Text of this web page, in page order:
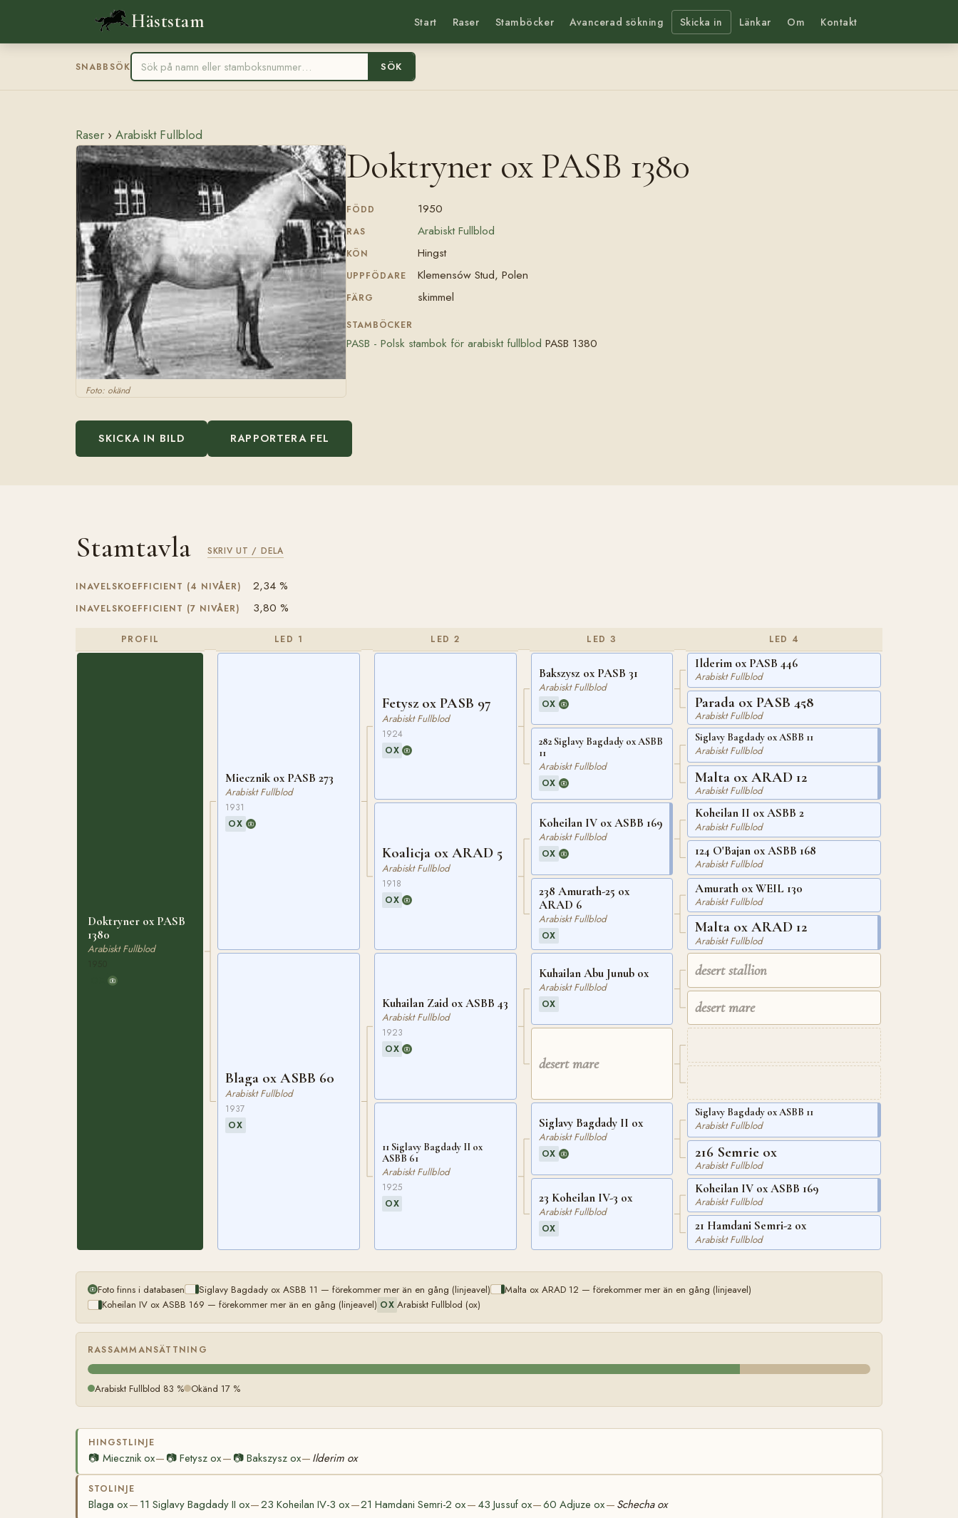
Häststam Start Raser Stamböcker Avancerad sökning Skicka in Länkar Om Kontakt
SNABBSÖK SÖK
Raser › Arabiskt Fullblod
Foto: okänd
Doktryner ox PASB 1380
FÖDD 1950
RAS Arabiskt Fullblod
KÖN Hingst
UPPFÖDARE Klemensów Stud, Polen
FÄRG skimmel
STAMBÖCKER
PASB - Polsk stambok för arabiskt fullblod PASB 1380
SKICKA IN BILD RAPPORTERA FEL
Stamtavla SKRIV UT / DELA
INAVELSKOEFFICIENT (4 NIVÅER) 2,34 %
INAVELSKOEFFICIENT (7 NIVÅER) 3,80 %
PROFIL
Doktryner ox PASB
1380
Arabiskt Fullblod
LED 1
Miecznik ox PASB 273
Arabiskt Fullblod
1931
OX
Blaga ox ASBB 60
Arabiskt Fullblod
1937
OX
LED 2
Fetysz ox PASB 97
Arabiskt Fullblod
1924
OX
Koalicja ox ARAD 5
Arabiskt Fullblod
1918
OX
Kuhailan Zaid ox ASBB 43
Arabiskt Fullblod
1923
OX
11 Siglavy Bagdady II ox
ASBB 61
Arabiskt Fullblod
1925
OX
LED 3
Bakszysz ox PASB 31
Arabiskt Fullblod
OX
282 Siglavy Bagdady ox ASBB
11
Arabiskt Fullblod
OX
Koheilan IV ox ASBB 169
Arabiskt Fullblod
OX
238 Amurath-25 ox
ARAD 6
Arabiskt Fullblod
OX
Kuhailan Abu Junub ox
Arabiskt Fullblod
OX
desert mare
Siglavy Bagdady II ox
Arabiskt Fullblod
OX
23 Koheilan IV-3 ox
Arabiskt Fullblod
OX
LED 4
Ilderim ox PASB 446
Arabiskt Fullblod
Parada ox PASB 458
Arabiskt Fullblod
Siglavy Bagdady ox ASBB 11
Arabiskt Fullblod
Malta ox ARAD 12
Arabiskt Fullblod
Koheilan II ox ASBB 2
Arabiskt Fullblod
124 O'Bajan ox ASBB 168
Arabiskt Fullblod
Amurath ox WEIL 130
Arabiskt Fullblod
Malta ox ARAD 12
Arabiskt Fullblod
desert stallion
desert mare
Siglavy Bagdady ox ASBB 11
Arabiskt Fullblod
216 Semrie ox
Arabiskt Fullblod
Koheilan IV ox ASBB 169
Arabiskt Fullblod
21 Hamdani Semri-2 ox
Arabiskt Fullblod
Foto finns i databasen Siglavy Bagdady ox ASBB 11 — förekommer mer än en gång (linjeavel)
Malta ox ARAD 12 — förekommer mer än en gång (linjeavel)
Koheilan IV ox ASBB 169 — förekommer mer än en gång (linjeavel) OX Arabiskt Fullblod (ox)
RASSAMMANSÄTTNING
Arabiskt Fullblod 83 % Okänd 17 %
HINGSTLINJE
📷 Miecznik ox— 📷Fetysz ox— 📷 Bakszysz ox— Ilderim ox
STOLINJE
Blaga ox— 11 Siglavy Bagdady II ox—23 Koheilan IV-3 ox—21 Hamdani Semri-2 ox— 43 Jussuf ox—60 Adjuze ox— Schecha ox